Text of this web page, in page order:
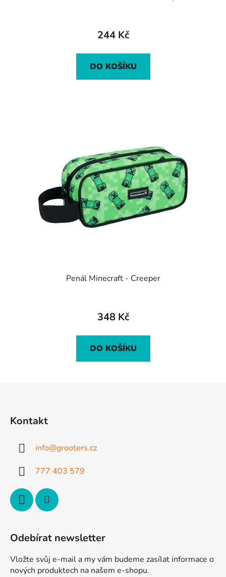
244 Kč
DO KOŠÍKU
Penál Minecraft - Creeper
348 Kč
DO KOŠÍKU
Kontakt
info@grooters.cz
777 403 579
Odebírat newsletter
Vložte svůj e-mail a my vám budeme zasílat informace o
nových produktech na našem e-shopu.